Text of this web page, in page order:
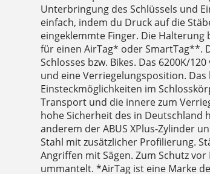
Unterbringung des Schlüssels und
einfach, indem du Druck auf die
eingeklemmte Finger. Die
für einen AirTag* oder SmartTag**.
Schlosses bzw. Bikes. Das 6200K/
und eine Verriegelungsposition. Das
Einsteckmöglichkeiten im
Transport und die innere zum
hohe Sicherheit des in Deutschland
anderem der ABUS XPlus-Zylinder
Stahl mit zusätzlicher Profilierung.
Angriffen mit Sägen. Zum Schutz
ummantelt. *AirTag ist eine Marke